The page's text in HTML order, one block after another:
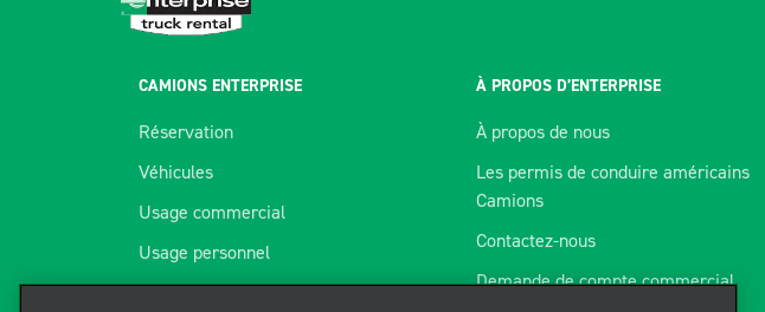
CAMIONS ENTERPRISE
Réservation
Véhicules
Usage commercial
Usage personnel
Succursales
À PROPOS D’ENTERPRISE
À propos de nous
Les permis de conduire américains
Camions
Contactez-nous
Demande de compte commercial